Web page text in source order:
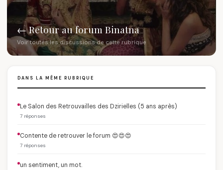
← Retour au forum Binatna
Voir toutes les discussions de cette rubrique
DANS LA MÊME RUBRIQUE
Le Salon des Retrouvailles des Dzirielles (5 ans après)
7 réponses
Contente de retrouver le forum 😍😍😍
7 réponses
un sentiment, un mot.